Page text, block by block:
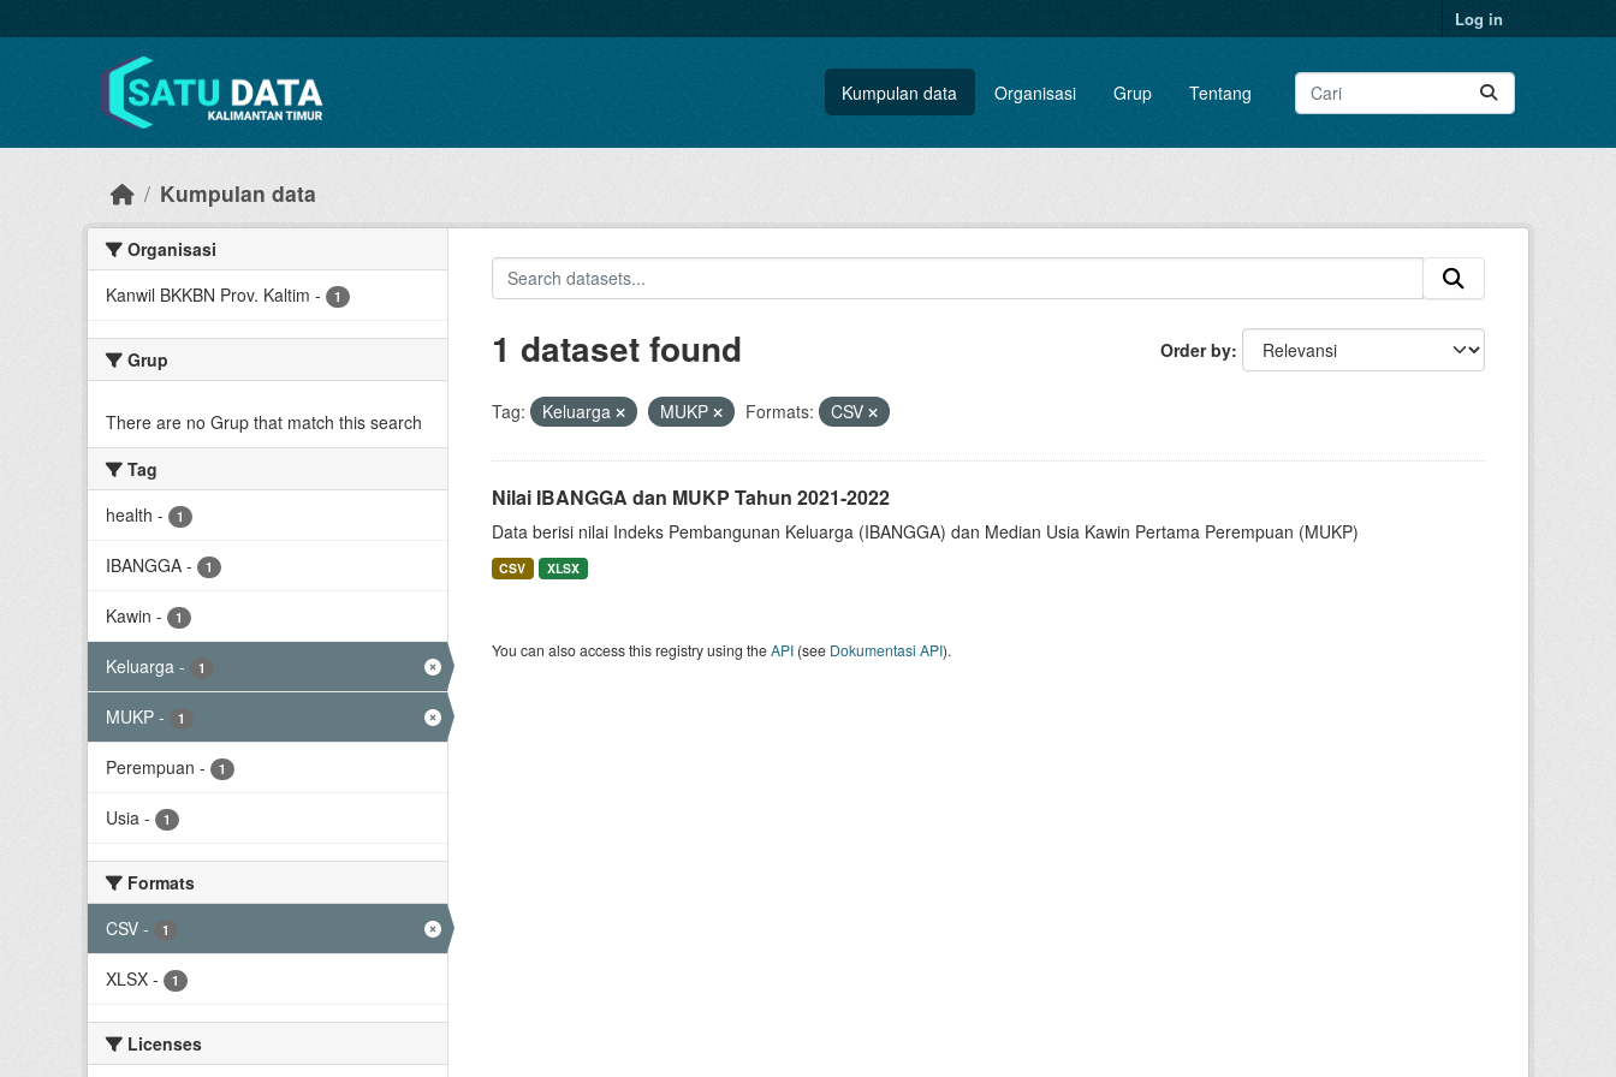
Log in
Kumpulan data Organisasi Grup Tentang
Kumpulan data
Organisasi
Kanwil BKKBN Prov. Kaltim - 1
Grup
There are no Grup that match this search
Tag
health - 1
IBANGGA - 1
Kawin - 1
Keluarga - 1
MUKP - 1
Perempuan - 1
Usia - 1
Formats
CSV - 1
XLSX - 1
Licenses
Order by
1 dataset found
Tag: Keluarga MUKP Formats: CSV
Nilai IBANGGA dan MUKP Tahun 2021-2022
Data berisi nilai Indeks Pembangunan Keluarga (IBANGGA) dan Median Usia Kawin Pertama Perempuan (MUKP)
CSV XLSX
You can also access this registry using theAPI(see Dokumentasi API).